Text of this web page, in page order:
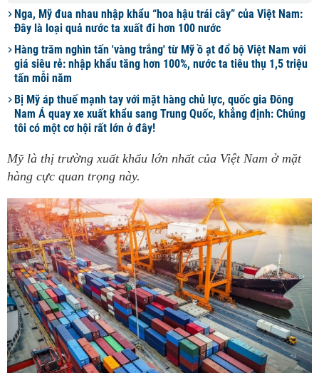
Nga, Mỹ đua nhau nhập khẩu “hoa hậu trái cây” của Việt Nam:
Đây là loại quả nước ta xuất đi hơn 100 nước
Hàng trăm nghìn tấn 'vàng trắng' từ Mỹ ồ ạt đổ bộ Việt Nam với
giá siêu rẻ: nhập khẩu tăng hơn 100%, nước ta tiêu thụ 1,5 triệu
tấn mỗi năm
Bị Mỹ áp thuế mạnh tay với mặt hàng chủ lực, quốc gia Đông
Nam Á quay xe xuất khẩu sang Trung Quốc, khẳng định: Chúng
tôi có một cơ hội rất lớn ở đây!
Mỹ là thị trường xuất khẩu lớn nhất của Việt Nam ở mặt
hàng cực quan trọng này.